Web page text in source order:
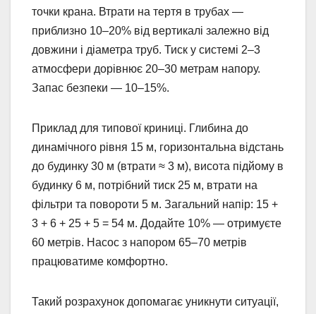
точки крана. Втрати на тертя в трубах —
приблизно 10–20% від вертикалі залежно від
довжини і діаметра труб. Тиск у системі 2–3
атмосфери дорівнює 20–30 метрам напору.
Запас безпеки — 10–15%.
Приклад для типової криниці. Глибина до
динамічного рівня 15 м, горизонтальна відстань
до будинку 30 м (втрати ≈ 3 м), висота підйому в
будинку 6 м, потрібний тиск 25 м, втрати на
фільтри та повороти 5 м. Загальний напір: 15 +
3 + 6 + 25 + 5 = 54 м. Додайте 10% — отримуєте
60 метрів. Насос з напором 65–70 метрів
працюватиме комфортно.
Такий розрахунок допомагає уникнути ситуації,